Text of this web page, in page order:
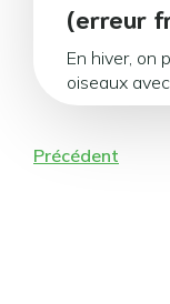
(erreur
En hiver, on
oiseaux
Précédent